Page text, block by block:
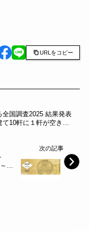
URLをコピー
全国調査2025 結果発表
10軒に１軒が空き家
次の記事
ソ